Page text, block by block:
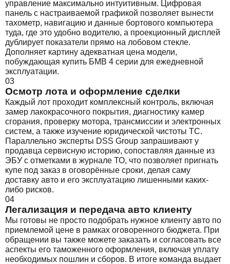
управление максимально интуитивным. Цифровая
панель с настраиваемой графикой позволяет вынести
тахометр, навигацию и данные бортового компьютера
туда, где это удобно водителю, а проекционный дисплей
дублирует показатели прямо на лобовом стекле.
Дополняет картину адекватная цена модели,
побуждающая купить БМВ 4 серии для ежедневной
эксплуатации.
03
Осмотр лота и оформление сделки
Каждый лот проходит комплексный контроль, включая
замер лакокрасочного покрытия, диагностику камер
сгорания, проверку мотора, трансмиссии и электронных
систем, а также изучение юридической чистоты ТС.
Параллельно эксперты DSS Group запрашивают у
продавца сервисную историю, сопоставляя данные из
ЭБУ с отметками в журнале ТО, что позволяет пригнать
купе под заказ в оговорённые сроки, делая саму
доставку авто и его эксплуатацию лишенными каких-
либо рисков.
04
Легализация и передача авто клиенту
Мы готовы не просто подобрать нужное клиенту авто по
приемлемой цене в рамках оговоренного бюджета. При
обращении вы также можете заказать и согласовать все
аспекты его таможенного оформления, включая уплату
необходимых пошлин и сборов. В итоге команда выдает